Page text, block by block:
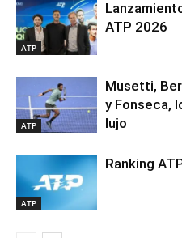
ATP
ATP 2026
ATP
Musetti,
y Fonseca,
lujo
ATP
Ranking